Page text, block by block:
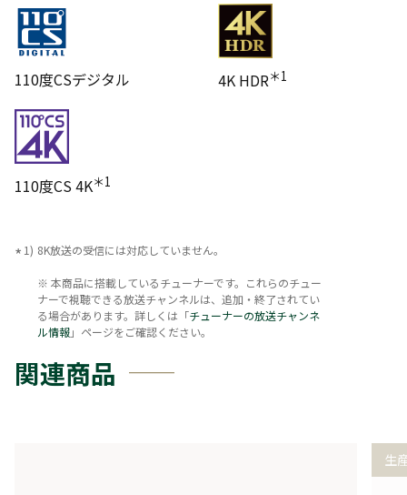
110度CSデジタル 4K HDR＊1
110度CS 4K＊1
8K放送の受信には対応していません。
※ 本商品に搭載しているチューナーです。これらのチュー
ナーで視聴できる放送チャンネルは、追加・終了されてい
る場合があります。詳しくは「チューナーの放送チャンネ
ル情報」ページをご確認ください。
関連商品
生